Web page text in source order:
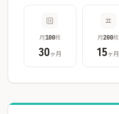
月100枚
30ヶ月
月200枚
15ヶ月